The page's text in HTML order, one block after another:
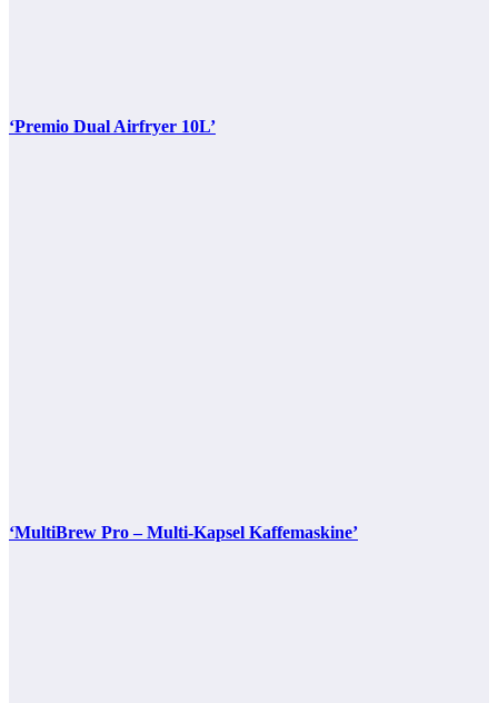
‘Premio Dual Airfryer 10L’
‘MultiBrew Pro – Multi-Kapsel Kaffemaskine’